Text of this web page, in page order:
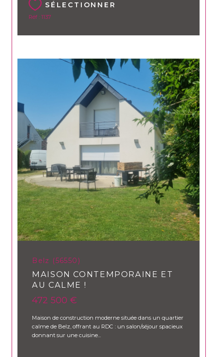
SÉLECTIONNER
Réf : 1137
Belz (56550)
MAISON CONTEMPORAINE ET
AU CALME !
472 500 €
Maison de construction moderne située dans un quartier
calme de Belz, offrant au RDC : un salon/séjour spacieux
donnant sur une cuisine...